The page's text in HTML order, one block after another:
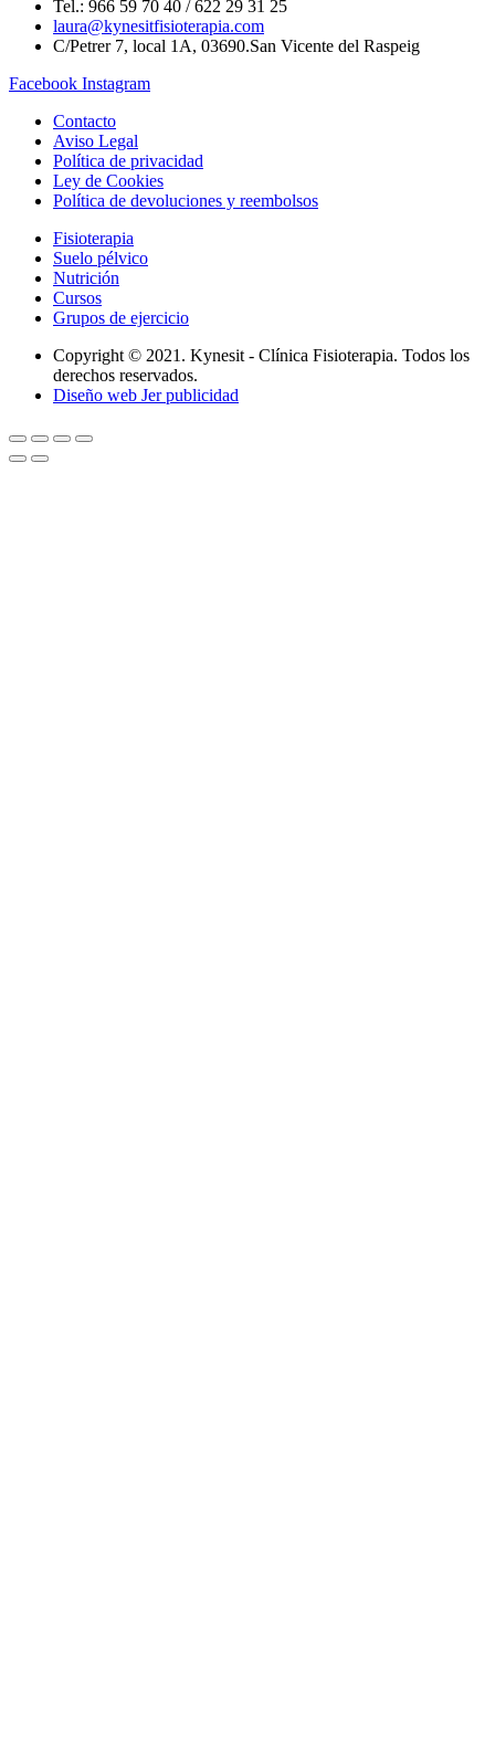
Tel.: 966 59 70 40 / 622 29 31 25
laura@kynesitfisioterapia.com
C/Petrer 7, local 1A, 03690.San Vicente del Raspeig
Facebook Instagram
Contacto
Aviso Legal
Política de privacidad
Ley de Cookies
Política de devoluciones y reembolsos
Fisioterapia
Suelo pélvico
Nutrición
Cursos
Grupos de ejercicio
Copyright © 2021. Kynesit - Clínica Fisioterapia. Todos los
derechos reservados.
Diseño web Jer publicidad